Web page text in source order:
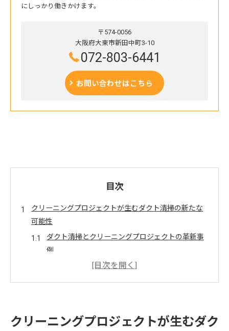
にしっかり働きかけます。
〒574-0056
大阪府大東市新田中町3-10
072-803-6441
お問い合わせはこちら
目次
クリーニングプロジェクトが生むダクト清掃の新たな
可能性
ダクト清掃とクリーニングプロジェクトの革新事
例
ケルヒャー技術が切り開くダクト清掃の進化
クリーニングプロジェクトで地域価値向上を目指
で知る
クリーニングプロジェクトが生むダク